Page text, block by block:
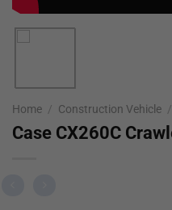
Home / Construction Vehicle /
Case CX260C